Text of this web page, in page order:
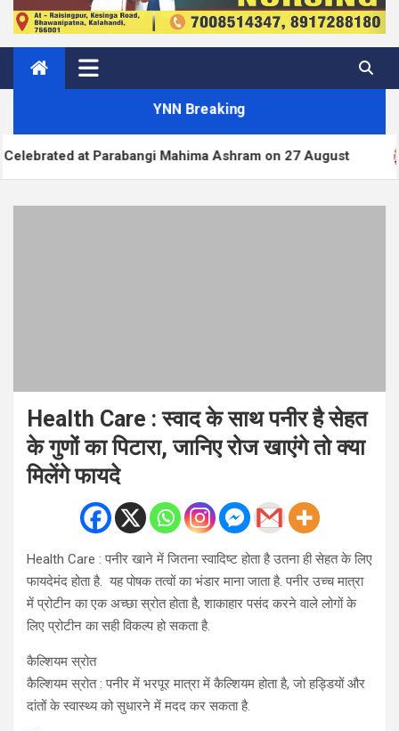
YNN Breaking
Mahima Ashram on 27 August
Health Care : स्वाद के साथ पनीर है सेहत
के गुणों का पिटारा, जानिए रोज खाएंगे तो क्या
मिलेंगे फायदे
Health Care : पनीर खाने में जितना स्वादिष्ट होता है उतना ही सेहत के लिए
फायदेमंद होता है. यह पोषक तत्वों का भंडार माना जाता है. पनीर उच्च मात्रा
में प्रोटीन का एक अच्छा स्रोत होता है, शाकाहार पसंद करने वाले लोगों के
लिए प्रोटीन का सही विकल्प हो सकता है.
कैल्शियम स्रोत
कैल्शियम स्रोत : पनीर में भरपूर मात्रा में कैल्शियम होता है, जो हड्डियों और
दांतों के स्वास्थ्य को सुधारने में मदद कर सकता है.